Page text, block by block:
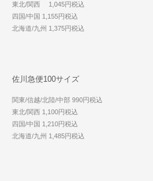
東北/関西 1,045円税込
四国/中国 1,155円税込
北海道/九州 1,375円税込
佐川急便100サイズ
関東/信越/北陸/中部 990円税込
東北/関西 1,100円税込
四国/中国 1,210円税込
北海道/九州 1,485円税込